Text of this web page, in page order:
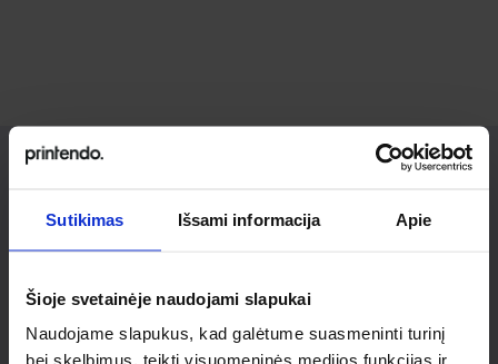
Sutikimas Išsami informacija Apie
Šioje svetainėje naudojami slapukai
Naudojame slapukus, kad galėtume suasmeninti turinį
bei skelbimus, teikti visuomeninės medijos funkcijas ir
Ieškai
individualaus
sprendimo?